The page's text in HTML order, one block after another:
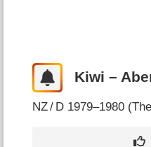
Kiwi –
NZ/ D 1979–1980 (